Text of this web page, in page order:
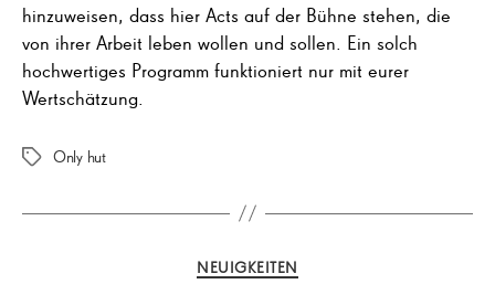
hinzuweisen, dass hier Acts auf der Bühne stehen, die
von ihrer Arbeit leben wollen und sollen. Ein solch
hochwertiges Programm funktioniert nur mit eurer
Wertschätzung.
Schlagwörter
Only hut
Kategorien
NEUIGKEITEN